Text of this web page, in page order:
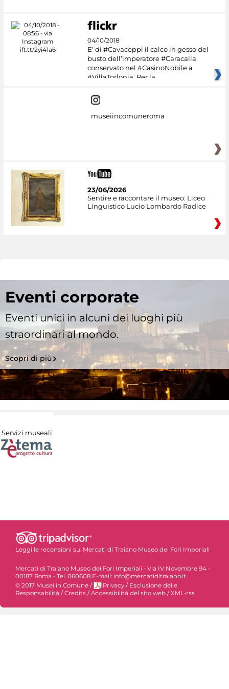
04/10/2018
E' di #Cavaceppi il calco in gesso del
busto dell’imperatore #Caracalla
conservato nel #CasinoNobile a
#VillaTorlonia. Per la
museiincomuneroma
23/06/2026
Sentire e raccontare il museo: Liceo
Linguistico Lucio Lombardo Radice
Eventi corporate
Eventi unici in alcuni dei luoghi più
straordinari al mondo.
Scopri di più
Servizi museali
Leggi le recensioni su: Mercati di Traiano Museo dei Fori Imperiali
Mercati di Traiano Museo dei Fori Imperiali - Via IV Novembre 94 -
00187 Roma - Tel. 060608 E-mail: info@mercatiditraiano.it
© 2017 Musei in Comune / Privacy / Esclusione delle
Responsabilità / Credits / Accessibilità del sito web / XML-rss